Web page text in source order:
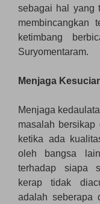
sebagai hal yang
membincangkan
ketimbang
Suryomentaram.
Menjaga
Menjaga
masalah bersikap
ketika ada
oleh bangsa
terhadap siapa
kerap tidak
adalah seberapa